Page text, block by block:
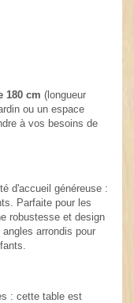
180 cm (longueur
ou un espace
à vos besoins de
d'accueil généreuse :
Parfaite pour les
robustesse et design
arrondis pour
: cette table est